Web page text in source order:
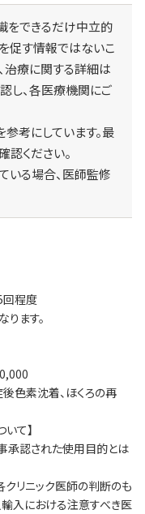
をできるだけ中立的
促す情報ではないこ
治療に関する詳細は
し、各医療機関にご
考にしています。最
ください。
いる場合、医師監修
回程度
ます。
後色素沈着、ほくろの再
て】
承認された使用目的とは
リニック医師の判断のも
輸入における注意すべき医